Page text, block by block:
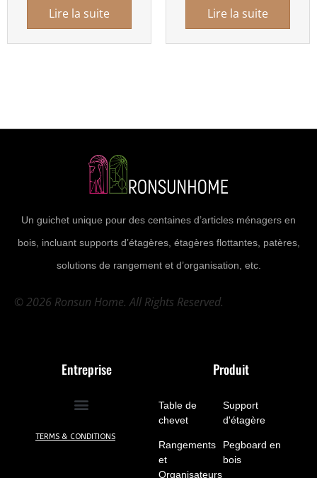
Lire la suite Lire la suite
Un guichet unique pour des centaines d’articles ménagers en
bois, incluant supports d’étagères, étagères flottantes, patères,
solutions de rangement et d’organisation, etc.
© 2026 Ronsun Home. All Rights Reserved.
Entreprise
TERMS & CONDITIONS
Produit
Table de
chevet
Support
d'étagère
Rangements
et
Organisateurs
Pegboard en
bois